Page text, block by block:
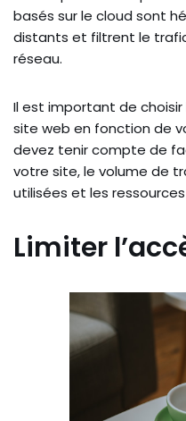
basés sur le cloud sont
distants et filtrent le
réseau.
Il est important de
site web en fonction de
devez tenir compte de
votre site, le volume de
utilisées et les
Limiter